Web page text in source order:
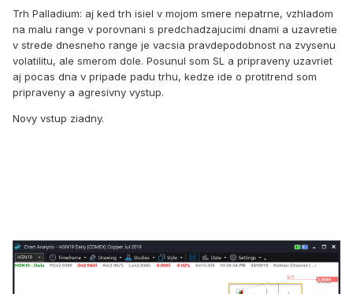
Trh Palladium: aj ked trh isiel v mojom smere nepatrne, vzhladom
na malu range v porovnani s predchadzajucimi dnami a uzavretie
v strede dnesneho range je vacsia pravdepodobnost na zvysenu
volatilitu, ale smerom dole. Posunul som SL a pripraveny uzavriet
aj pocas dna v pripade padu trhu, kedze ide o protitrend som
pripraveny a agresivny vystup.
Novy vstup ziadny.